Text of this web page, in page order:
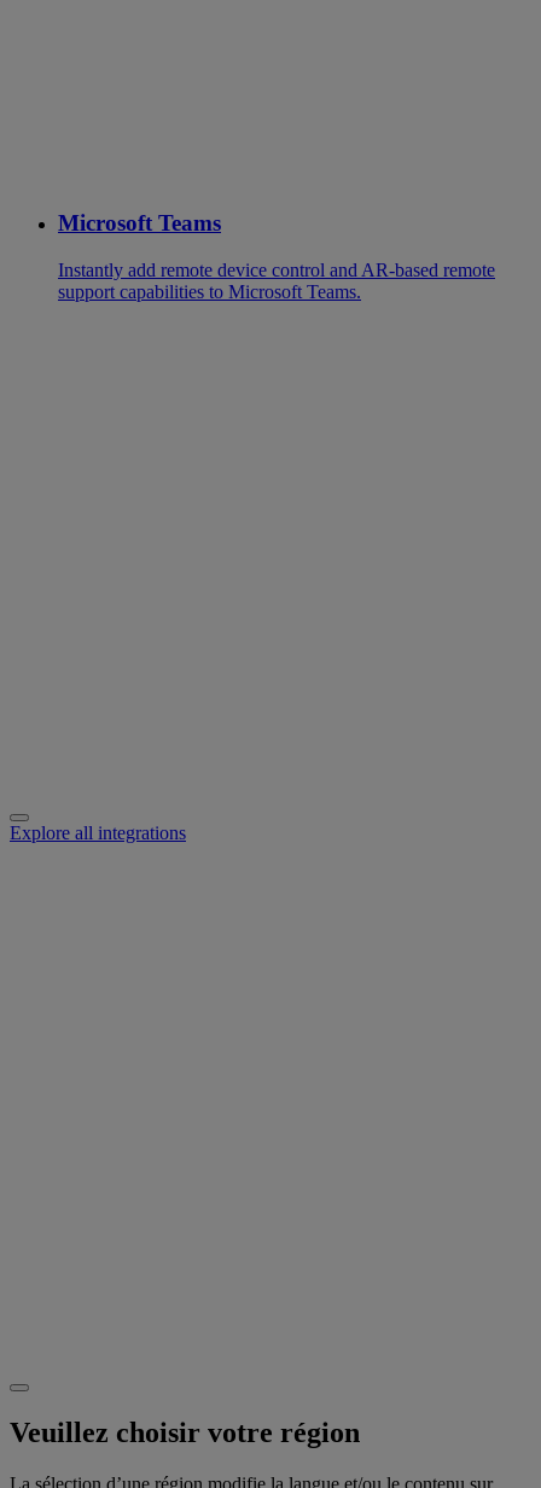
Microsoft Teams
Instantly add remote device control and AR-based remote
support capabilities to Microsoft Teams.
Explore all integrations
Veuillez choisir votre région
La sélection d’une région modifie la langue et/ou le contenu sur